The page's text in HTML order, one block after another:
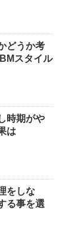
どうか考
スタイル
時期がや
は
をしな
る事を選